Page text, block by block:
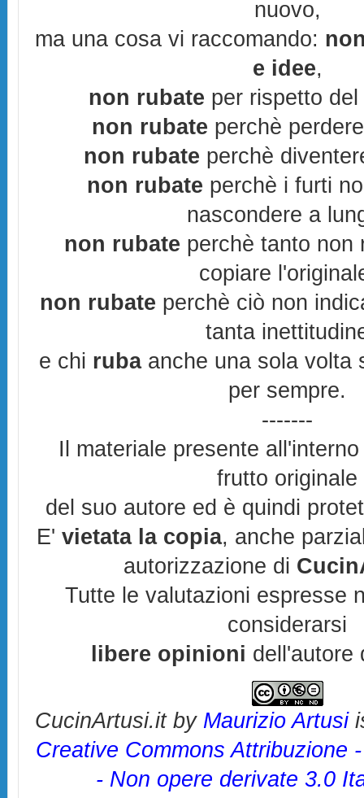
nuovo,
ma una cosa vi raccomando:
e idee,
non rubate per rispetto
non rubate perchè
non rubate perchè
non rubate perchè i furti
nascondere a
non rubate perchè tanto non
copiare
non rubate perchè ciò non
tanta
e chi rubaanche una sola volta
per sempre.
-------
Il materiale presente
frutto originale
del suo autore ed è quindi
E'vietata la copia, anche
autorizzazione di
Tutte le valutazioni espresse
considerarsi
libere opinioni dell'autore
CucinArtusi.itby Maurizio Artusi
Creative Commons Attribuzione
- Non opere derivate 3.0